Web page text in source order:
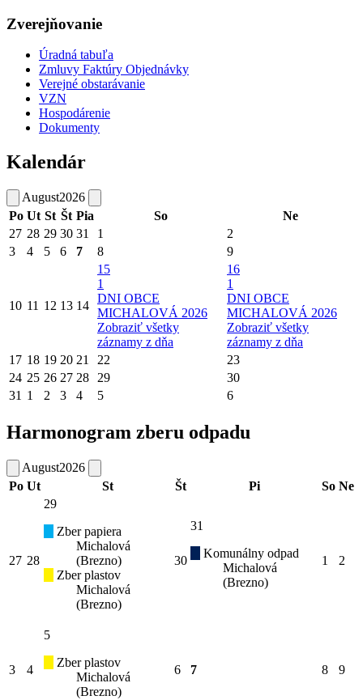
Zverejňovanie
Úradná tabuľa
Zmluvy Faktúry Objednávky
Verejné obstarávanie
VZN
Hospodárenie
Dokumenty
Kalendár
August2026
Po Ut St Št Pia So
Ne
27 28 29 30 31 1
2
3
4 5 6 7 8 9
10 11 12 13 14
15
1
DNI OBCE
MICHALOVÁ 2026
Zobraziť všetky
záznamy z dňa
16
1
DNI OBCE
MICHALOVÁ 2026
Zobraziť všetky
záznamy z dňa
17 18 19 20 21 22
23
24 25 26 27 28 29
30
31 1 2 3 4 5 6
Harmonogram zberu odpadu
August2026
Po Ut St Št Pi So Ne
27 28
29
Zber papiera
Michalová
(Brezno)
Zber plastov
Michalová
(Brezno)
30
31
Komunálny odpad
Michalová
(Brezno)
1 2
3 4
5
Zber plastov
Michalová
(Brezno)
6 7 8 9